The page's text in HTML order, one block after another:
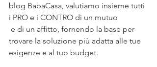
blog BabaCasa, valutiamo insieme tutti
i PRO e i CONTRO di un mutuo
e di un affitto, fornendo la base per
trovare la soluzione più adatta alle tue
esigenze e al tuo budget.